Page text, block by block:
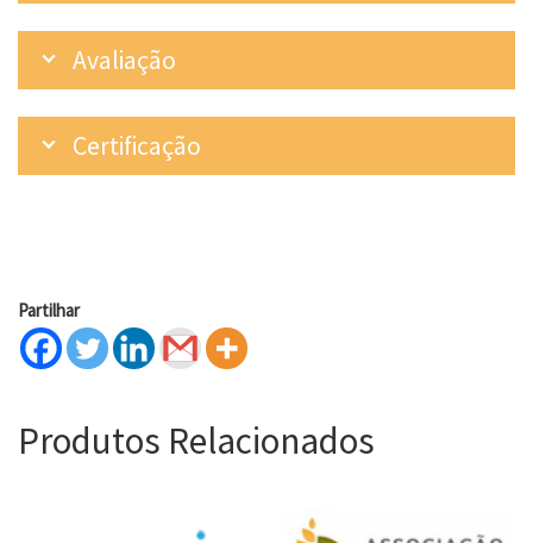
Avaliação
Certificação
Partilhar
Produtos Relacionados